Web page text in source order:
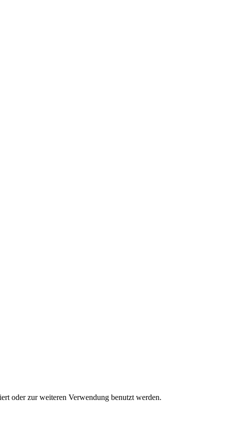
oder zur weiteren Verwendung benutzt werden.